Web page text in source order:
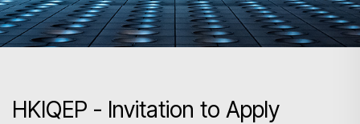
HKIQEP - Invitation to Apply